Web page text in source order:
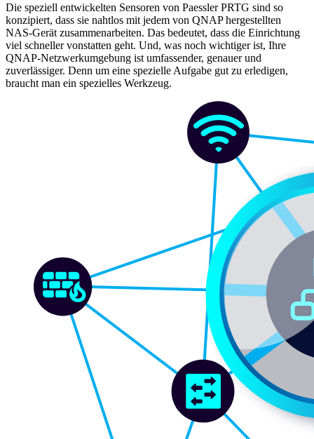
Die speziell entwickelten Sensoren von Paessler PRTG sind so
konzipiert, dass sie nahtlos mit jedem von QNAP hergestellten
NAS-Gerät zusammenarbeiten. Das bedeutet, dass die Einrichtung
viel schneller vonstatten geht. Und, was noch wichtiger ist, Ihre
QNAP-Netzwerkumgebung ist umfassender, genauer und
zuverlässiger. Denn um eine spezielle Aufgabe gut zu erledigen,
braucht man ein spezielles Werkzeug.